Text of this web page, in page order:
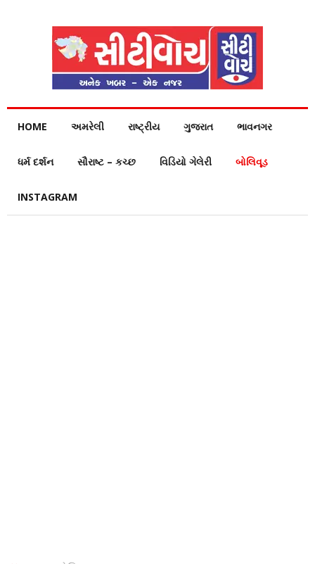
HOME અમરેલી રાષ્ટ્રીય ગુજરાત ભાવનગર
ધર્મ દર્શન સૌરાષ્ટ – કચ્છ વિડિયો ગેલેરી બોલિવૂડ
INSTAGRAM